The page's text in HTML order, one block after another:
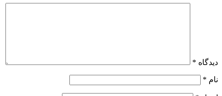
دیدگاه *
نام *